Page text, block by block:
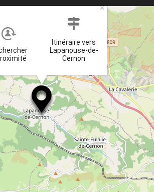
Itinéraire vers
Lapanouse-de-
Cernon
×